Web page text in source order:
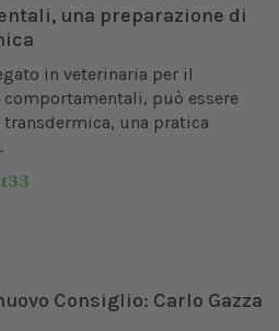
una preparazione di
in veterinaria per il
può essere
una pratica
Consiglio: Carlo Gazza